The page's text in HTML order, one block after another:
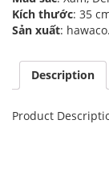
Kích thước: 35
Sản xuất:
Description
Product